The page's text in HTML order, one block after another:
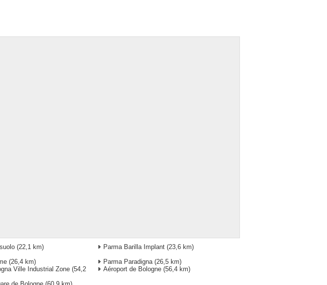
(22,1 km) Parma Barilla Implant (23,6 km)
(26,4 km) Parma Paradigna(26,5 km)
Ville Industrial Zone (54,2
Aéroport de Bologne (56,4 km)